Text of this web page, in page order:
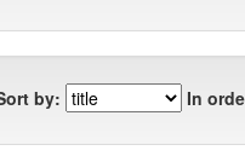
by: In